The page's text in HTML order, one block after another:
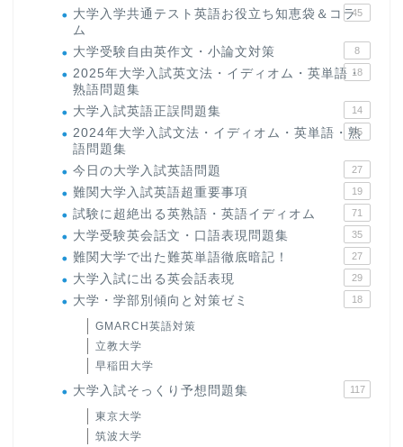
大学入学共通テスト英語お役立ち知恵袋＆コラ
ム
45
大学受験自由英作文・小論文対策 8
2025年大学入試英文法・イディオム・英単語・
熟語問題集
18
大学入試英語正誤問題集 14
2024年大学入試文法・イディオム・英単語・熟
語問題集
15
今日の大学入試英語問題 27
難関大学入試英語超重要事項 19
試験に超絶出る英熟語・英語イディオム 71
大学受験英会話文・口語表現問題集 35
難関大学で出た難英単語徹底暗記！ 27
大学入試に出る英会話表現 29
大学・学部別傾向と対策ゼミ 18
GMARCH英語対策
立教大学
早稲田大学
大学入試そっくり予想問題集 117
東京大学
筑波大学